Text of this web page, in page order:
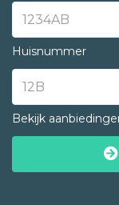
Huisnummer
Bekijk